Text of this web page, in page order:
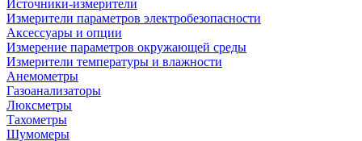
Источники-измерители
Измерители параметров электробезопасности
Аксессуары и опции
Измерение параметров окружающей среды
Измерители температуры и влажности
Анемометры
Газоанализаторы
Люксметры
Тахометры
Шумомеры